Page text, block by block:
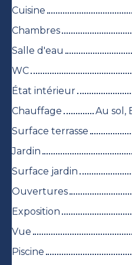
Cuisine
Chambres
Salle d'eau
WC
État intérieur
Chauffage
Au sol,
Surface terrasse
Jardin
Surface jardin
Ouvertures
Exposition
Vue
Piscine